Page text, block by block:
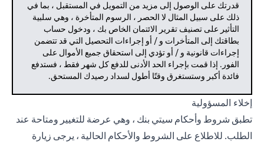
قدرتك على الوصول إلى مزيد من التمويل في المستقبل ، بما في
ذلك على سبيل المثال لا الحصر ، الرسوم المتأخرة ، وهي سلبية
التأثير على تصنيف تقرير الائتمان الخاص بك ، ودخول حساب
بطاقتك إلى المتأخرات و / أو إجراءات التحصيل التي قد تتضمن
إجراءات قانونية و / أو تؤدي إلى استحقاق جميع الأموال على
الفور. إذا قمت بإجراء الحد الأدنى للدفع كل شهر فقط ، فستدفع
فائدة أكبر وستستغرق وقتًا أطول لسداد رصيدك المستحق.
إخلاء المسؤولية
تطبق شروط وأحكام سيتي بنك ، وهي عرضة للتغيير ومتاحة عند
الطلب. للاطلاع على الشروط والأحكام الحالية ، يرجى زيارة